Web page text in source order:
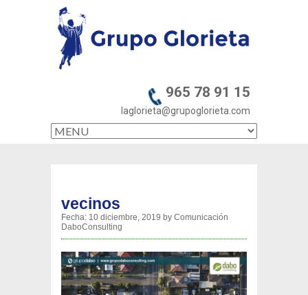
965 78 91 15
laglorieta@grupoglorieta.com
vecinos
Fecha: 10 diciembre, 2019 by Comunicación
DaboConsulting